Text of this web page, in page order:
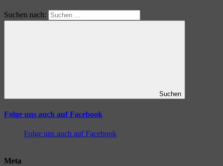
Suchen nach:
Suchen
Folge uns auch auf Facebook
Folge uns auch auf Facebook
Meta